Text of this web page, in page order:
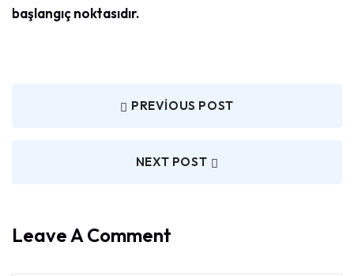
başlangıç noktasıdır.
PREVIOUS POST
NEXT POST
Leave A Comment